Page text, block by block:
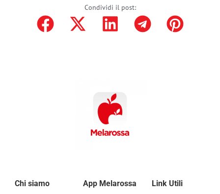
Condividi il post:
Chi siamo App Melarossa Link Utili